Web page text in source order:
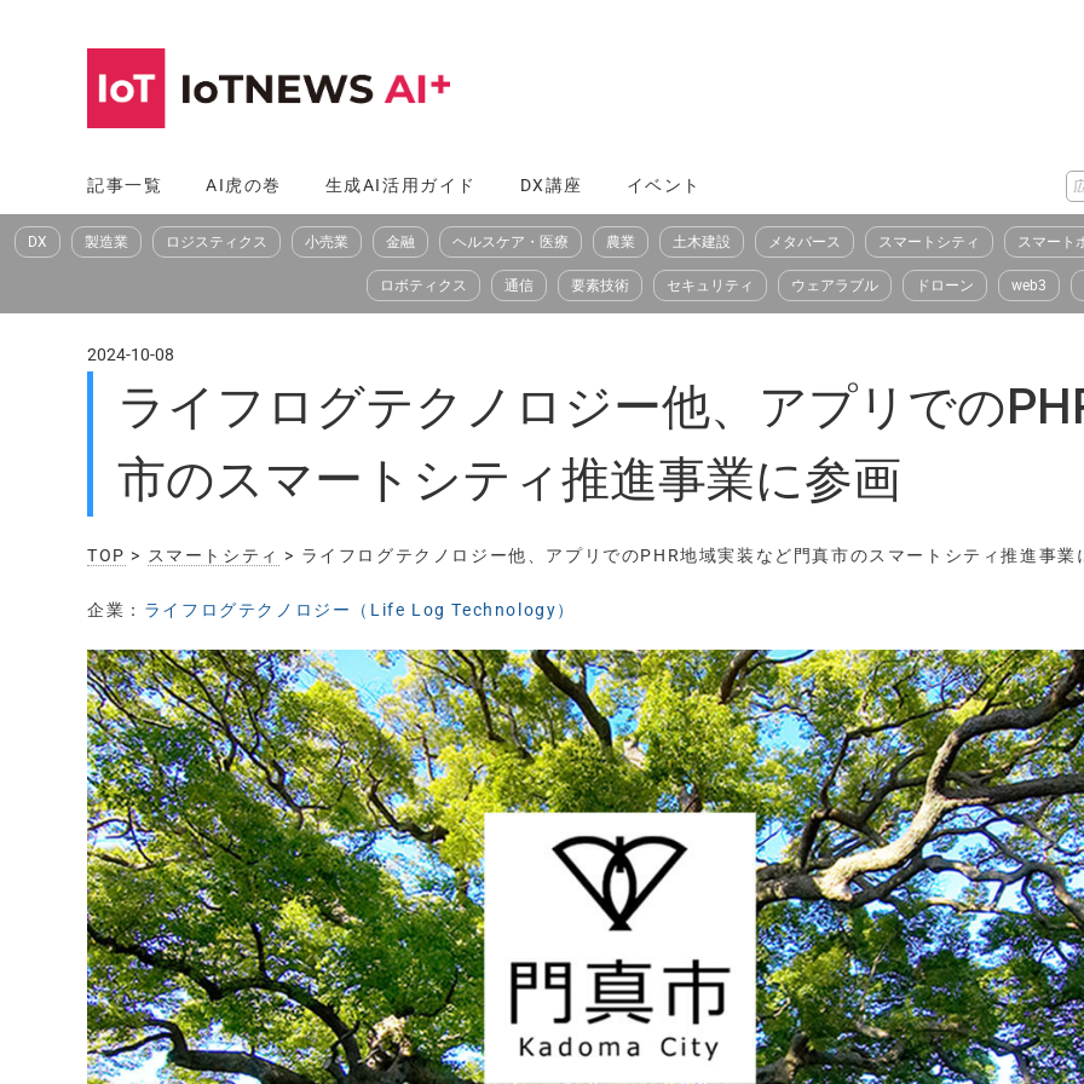
へ
ス
記事一覧 AI虎の巻 生成AI活用ガイド DX講座 イベント
DX 製造業 ロジスティクス 小売業 金融 ヘルスケア・医療 農業 土木建設 メタバース スマートシティ スマート
ロボティクス 通信 要素技術 セキュリティ ウェアラブル ドローン web3
2024-10-08
ライフログテクノロジー他、アプリでの
市のスマートシティ推進事業に参画
TOP > スマートシティ > ライフログテクノロジー他、アプリでのPHR地域実装など門真市のスマートシティ推進事業
企業： ライフログテクノロジー（Life Log Technology）